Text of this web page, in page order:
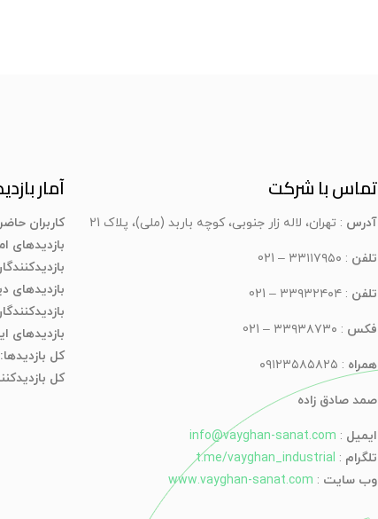
تماس با شرکت
آدرس : تهران، لاله زار جنوبی، کوچه باربد (ملی)، پلاک 21
تلفن : ۳۳۱۱۷۹۵۰ – 021
تلفن : ۳۳۹۳۲۴۰۴ – 021
فکس : ۳۳۹۳۸۷۳۰ – 021
همراه : ۰۹۱۲۳۵۸۵۸۲۵
صمد صادق زاده
ایمیل :
info@vayghan-sanat.com
تلگرام :
t.me/vayghan_industrial
وب سایت :
www.vayghan-sanat.com
آمار
کاربران
بازدیدهای
بازدیدهای
بازدیدهای
کل بازدیدها:
کل